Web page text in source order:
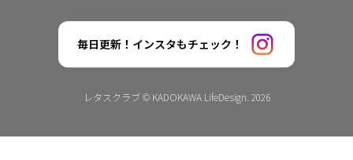
毎日更新！インスタもチェック！
レタスクラブ © KADOKAWA LifeDesign. 2026